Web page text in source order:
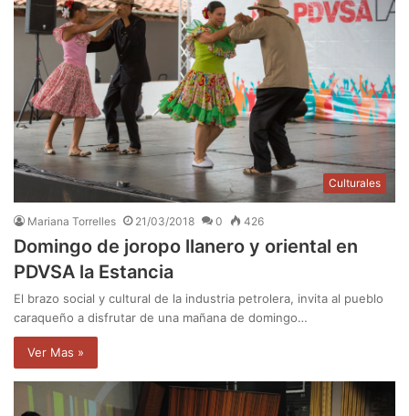
Culturales
Mariana Torrelles 21/03/2018 0 426
Domingo de joropo llanero y oriental en
PDVSA la Estancia
El brazo social y cultural de la industria petrolera, invita al pueblo
caraqueño a disfrutar de una mañana de domingo…
Ver Mas »